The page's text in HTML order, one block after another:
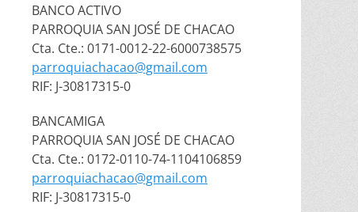
BANCO ACTIVO
PARROQUIA SAN JOSÉ DE CHACAO
Cta. Cte.: 0171-0012-22-6000738575
parroquiachacao@gmail.com
RIF: J-30817315-0
BANCAMIGA
PARROQUIA SAN JOSÉ DE CHACAO
Cta. Cte.: 0172-0110-74-1104106859
parroquiachacao@gmail.com
RIF: J-30817315-0